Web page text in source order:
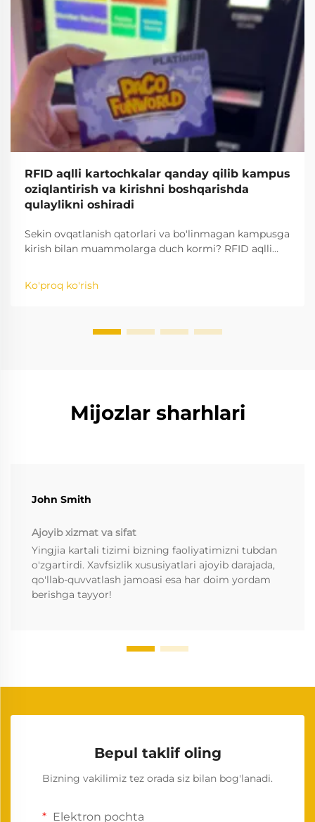
RFID aqlli kartochkalar qanday qilib kampus
oziqlantirish va kirishni boshqarishda
qulaylikni oshiradi
Sekin ovqatlanish qatorlari va bo'linmagan kampusga
kirish bilan muammolarga duch kormi? RFID aqlli
ish yukini 30% kamaytiradi. Qanday qilib ekanligini
Ko'proq ko'rish
Mijozlar sharhlari
John Smith
Ajoyib xizmat va sifat
Yingjia kartali tizimi bizning faoliyatimizni tubdan
o'zgartirdi. Xavfsizlik xususiyatlari ajoyib darajada,
qo'llab-quvvatlash jamoasi esa har doim yordam
berishga tayyor!
Bepul taklif oling
Bizning vakilimiz tez orada siz bilan bog'lanadi.
Elektron pochta